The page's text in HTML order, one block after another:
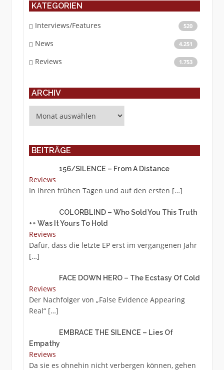
KATEGORIEN
Interviews/Features 520
News 4.251
Reviews 1.753
ARCHIV
BEITRÄGE
156/SILENCE – From A Distance
Reviews
In ihren frühen Tagen und auf den ersten […]
COLORBLIND – Who Sold You This Truth
++ Was It Yours To Hold
Reviews
Dafür, dass die letzte EP erst im vergangenen Jahr
[…]
FACE DOWN HERO – The Ecstasy Of Cold
Reviews
Der Nachfolger von „False Evidence Appearing
Real“ […]
EMBRACE THE SILENCE – Lies Of
Empathy
Reviews
Da sie es ohnehin nicht verbergen können, gehen